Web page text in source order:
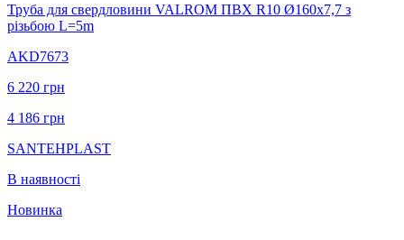
Труба для свердловини VALROM ПВХ R10 Ø160x7,7 з
різьбою L=5m
AKD7673
6 220 грн
4 186 грн
SANTEHPLAST
В наявності
Новинка